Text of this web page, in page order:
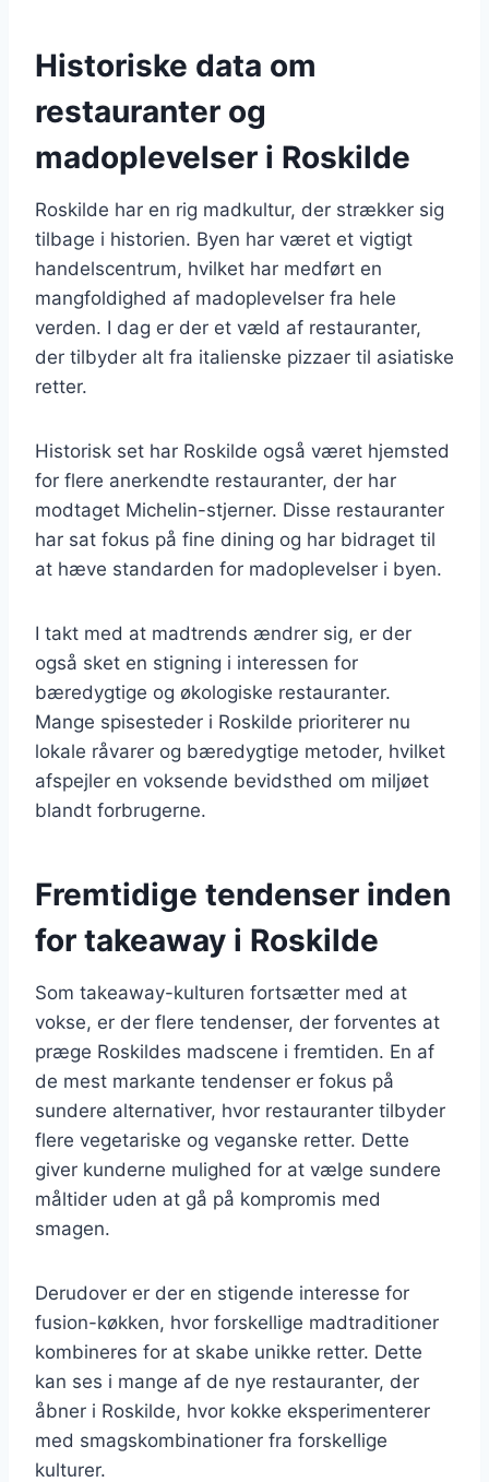
Historiske data om
restauranter og
madoplevelser i Roskilde
Roskilde har en rig madkultur, der strækker sig
tilbage i historien. Byen har været et vigtigt
handelscentrum, hvilket har medført en
mangfoldighed af madoplevelser fra hele
verden. I dag er der et væld af restauranter,
der tilbyder alt fra italienske pizzaer til asiatiske
retter.
Historisk set har Roskilde også været hjemsted
for flere anerkendte restauranter, der har
modtaget Michelin-stjerner. Disse restauranter
har sat fokus på fine dining og har bidraget til
at hæve standarden for madoplevelser i byen.
I takt med at madtrends ændrer sig, er der
også sket en stigning i interessen for
bæredygtige og økologiske restauranter.
Mange spisesteder i Roskilde prioriterer nu
lokale råvarer og bæredygtige metoder, hvilket
afspejler en voksende bevidsthed om miljøet
blandt forbrugerne.
Fremtidige tendenser inden
for takeaway i Roskilde
Som takeaway-kulturen fortsætter med at
vokse, er der flere tendenser, der forventes at
præge Roskildes madscene i fremtiden. En af
de mest markante tendenser er fokus på
sundere alternativer, hvor restauranter tilbyder
flere vegetariske og veganske retter. Dette
giver kunderne mulighed for at vælge sundere
måltider uden at gå på kompromis med
smagen.
Derudover er der en stigende interesse for
fusion-køkken, hvor forskellige madtraditioner
kombineres for at skabe unikke retter. Dette
kan ses i mange af de nye restauranter, der
åbner i Roskilde, hvor kokke eksperimenterer
med smagskombinationer fra forskellige
kulturer.